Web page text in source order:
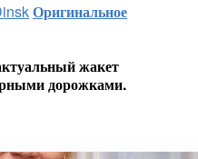
Оригинальное
жакет
дорожками.